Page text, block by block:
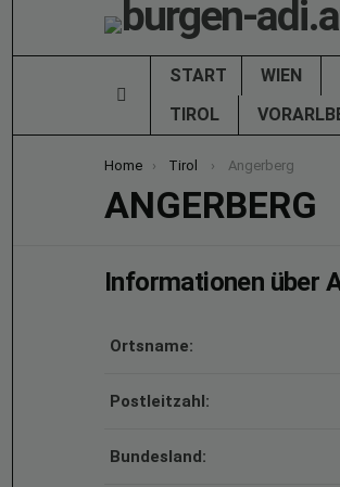
START WIEN
TIROL
You are here:
Home Tirol Angerberg
ANGERBERG
Informationen über
Ortsname:
Postleitzahl:
Bundesland: